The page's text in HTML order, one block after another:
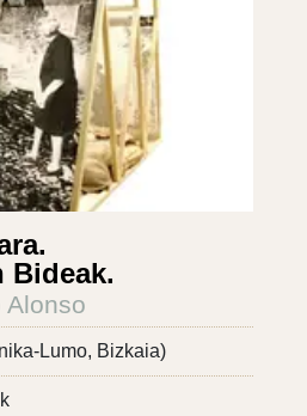
Bideak.
Alonso
Lumo, Bizkaia)